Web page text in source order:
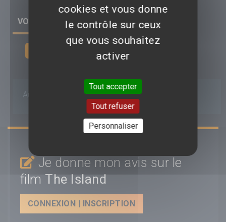
VOIR TOUS LES AVIS (0) SUR LE FILM
Aucun avis n'est pour le moment disponible.
Je donne mon avis sur le
film The Island
CONNEXION | INSCRIPTION
cookies et vous donne
le contrôle sur ceux
que vous souhaitez
activer
Tout accepter
Tout refuser
Personnaliser